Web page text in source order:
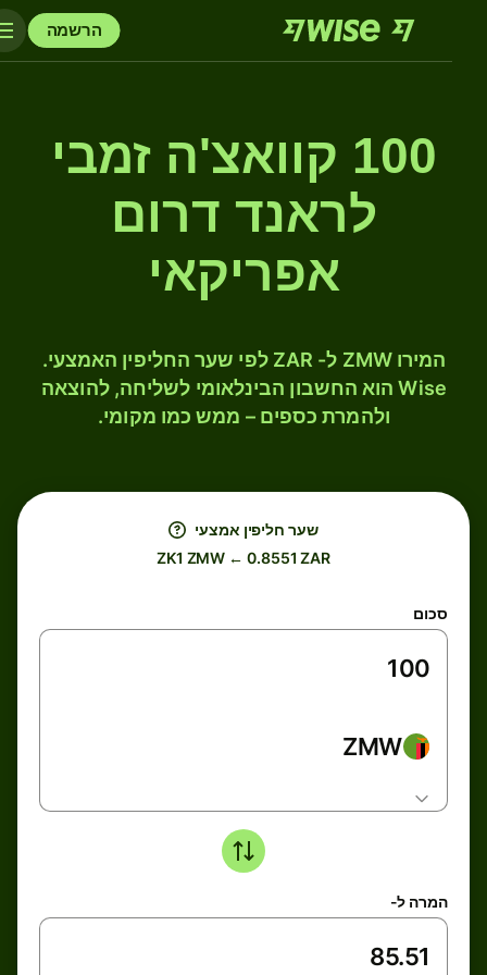
הרשמה
100 קוואצ'ה זמבי
לראנד דרום
אפריקאי
המירו ZMW ל- ZAR לפי שער החליפין האמצעי.
Wise הוא החשבון הבינלאומי לשליחה, להוצאה
ולהמרת כספים – ממש כמו מקומי.
שער חליפין אמצעי
ZK1 ZMW ← 0.8551 ZAR
סכום
ZMW
המרה ל-